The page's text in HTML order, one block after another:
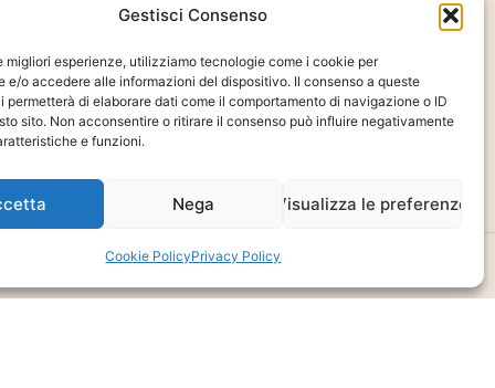
Gestisci Consenso
migliori esperienze, utilizziamo tecnologie come i cookie per
e/o accedere alle informazioni del dispositivo. Il consenso a queste
permetterà di elaborare dati come il comportamento di navigazione o ID
sito. Non acconsentire o ritirare il consenso può influire negativamente
e funzioni.
Nega Visualizza le preferenze
Cookie PolicyPrivacy Policy
Pagamenti
Termini e condizioni